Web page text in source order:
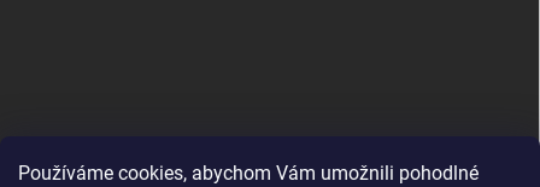
Používáme cookies, abychom Vám umožnili pohodlné